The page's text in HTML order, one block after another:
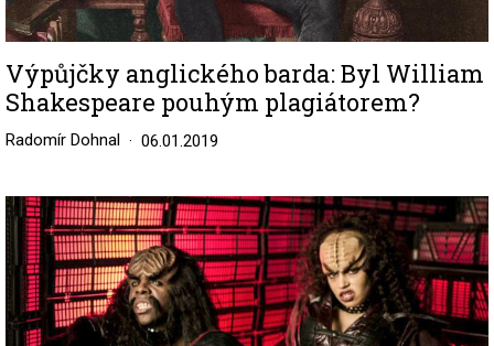
Výpůjčky anglického barda: Byl William
Shakespeare pouhým plagiátorem?
Radomír Dohnal 06.01.2019
Image